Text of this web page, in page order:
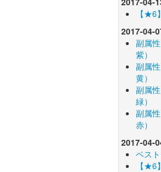
【★6
2017-04-
副属
紫）
副属
黄）
副属
緑）
副属
赤）
2017-04-
ベス
【★6